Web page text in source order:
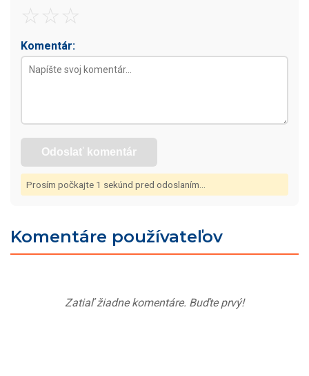
☆ ☆ ☆
Komentár:
Odoslať komentár
Prosím počkajte 1 sekúnd pred odoslaním...
Komentáre používateľov
Zatiaľ žiadne komentáre. Buďte prvý!